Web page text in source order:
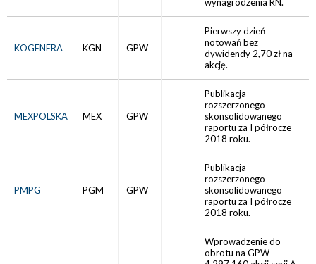
KOGENERA KGN GPW
Pierwszy dzień
notowań bez
dywidendy 2,70 zł na
akcję.
MEXPOLSKA MEX GPW
Publikacja
rozszerzonego
skonsolidowanego
raportu za I półrocze
2018 roku.
PMPG PGM GPW
Publikacja
rozszerzonego
skonsolidowanego
raportu za I półrocze
2018 roku.
Wprowadzenie do
obrotu na GPW